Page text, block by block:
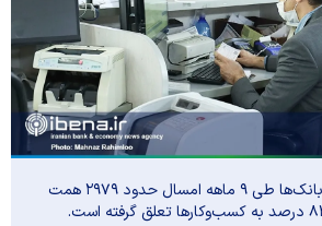
کل تسهیلات پرداختی بانک‌ها طی ۹ ماهه امسال حدود ۲۹۷۹ همت